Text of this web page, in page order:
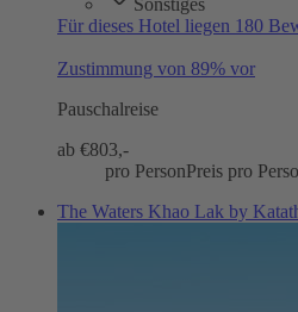
Sonstiges
Für dieses Hotel liegen 180
Zustimmung von 89% vor
Pauschalreise
ab €803,-
pro PersonPreis pro
The Waters Khao Lak by